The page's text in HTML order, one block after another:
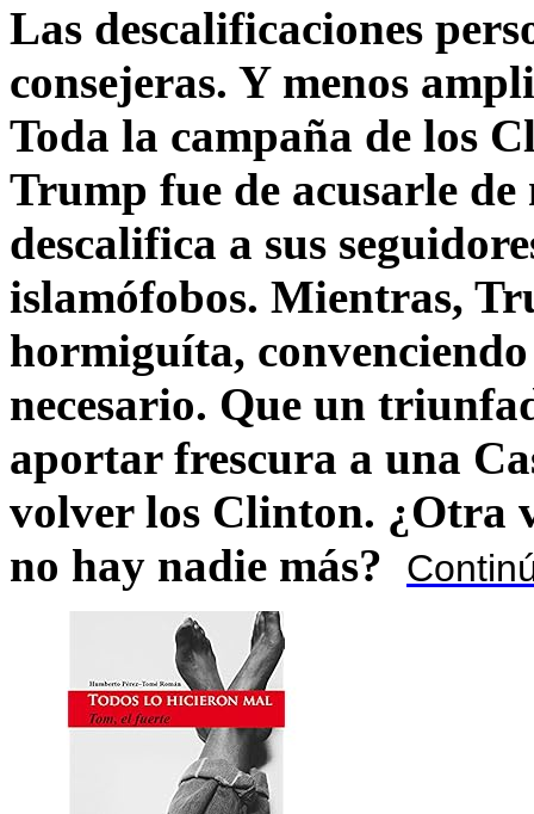
Las descalificaciones
consejeras. Y menos
Toda la campaña de los
Trump fue de acusarle
descalifica a sus
islamófobos. Mientras,
hormiguíta,
necesario. Que un
aportar frescura a una
volver los Clinton. ¿Otra
no hay nadie más?